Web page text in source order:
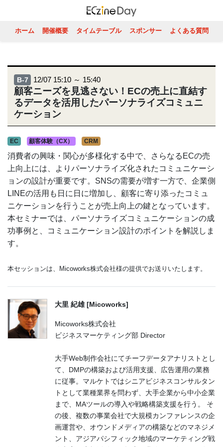
ホーム 開催概要 タイムテーブル スポンサー よくある質問
B-7 12/07 15:10 ～ 15:40
顧客ニーズを見逃さない！ECの売上に直結す
るデータを活用したパーソナライズコミュニ
ケーション
EC 顧客体験（CX） CRM
消費者の興味・関心が多様化する中で、さらなるECの売
上向上には、よりパーソナライズ化されたコミュニケーシ
ョンの設計が重要です。SNSの需要が増す一方で、企業側
LINEの活用も日に日に増加し、顧客に寄り添ったコミュ
ニケーションを行うことが売上向上の鍵となっています。
本セミナーでは、パーソナライズコミュニケーションの成
功事例と、コミュニケーション設計のポイントを解説しま
す。
本セッションは、Micoworks株式会社様の提供でお送りいたします。
大里 紀雄 [Micoworks]
Micoworks株式会社
ビジネスマーケティング部 Director
大手Web制作会社にてチーフデータアナリストとし
て、DMPの構築および活用支援、広告運用の業務
に従事。マルケトではシニアビジネスコンサルタン
トとして業種業界を問わず、大手企業から中小企業
まで、MAツールの導入や戦略構築支援を行う。 そ
の後、複数の事業会社で大規模カンファレンスの企
画運営や、オウンドメディアの構築などのマネジメ
ント、アジアパシフィック地域のマーケティング戦